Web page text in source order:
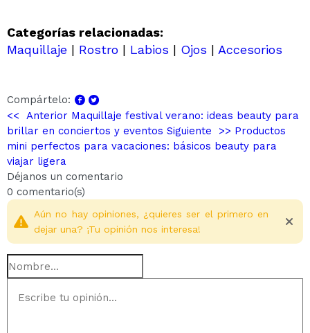
Categorías relacionadas:
Maquillaje | Rostro | Labios | Ojos | Accesorios
Compártelo:
<< Anterior Maquillaje festival verano: ideas beauty para
brillar en conciertos y eventos Siguiente >> Productos
mini perfectos para vacaciones: básicos beauty para
viajar ligera
Déjanos un comentario
0 comentario(s)
Aún no hay opiniones, ¿quieres ser el primero en
dejar una? ¡Tu opinión nos interesa!